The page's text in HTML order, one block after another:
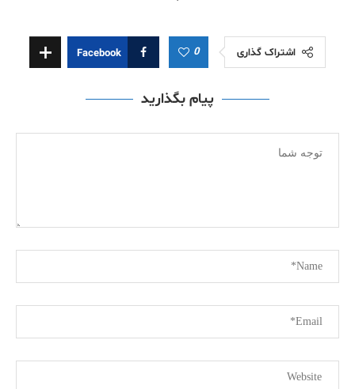
اشتراک گذاری 0
Facebook
پیام بگذارید